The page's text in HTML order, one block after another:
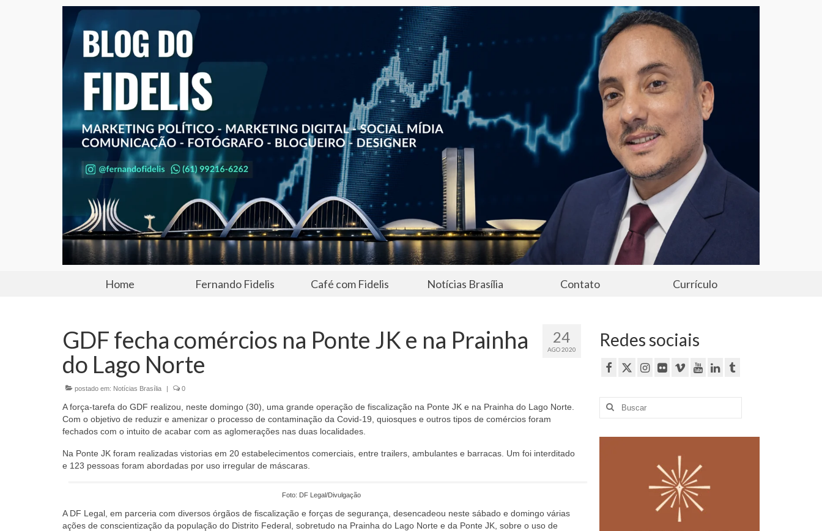
Home Fernando Fidelis Café com Fidelis Notícias Brasília Contato Currículo
24
AGO 2020
GDF fecha comércios na Ponte JK e na Prainha
do Lago Norte
postado em: Notícias Brasília | 0
A força-tarefa do GDF realizou, neste domingo (30), uma grande operação de fiscalização na Ponte JK e na Prainha do Lago Norte.
Com o objetivo de reduzir e amenizar o processo de contaminação da Covid-19, quiosques e outros tipos de comércios foram
fechados com o intuito de acabar com as aglomerações nas duas localidades.
Na Ponte JK foram realizadas vistorias em 20 estabelecimentos comerciais, entre trailers, ambulantes e barracas. Um foi interditado
e 123 pessoas foram abordadas por uso irregular de máscaras.
Foto: DF Legal/Divulgação
A DF Legal, em parceria com diversos órgãos de fiscalização e forças de segurança, desencadeou neste sábado e domingo várias
ações de conscientização da população do Distrito Federal, sobretudo na Prainha do Lago Norte e da Ponte JK, sobre o uso de
Redes sociais
Buscar